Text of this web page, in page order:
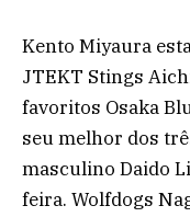
Kento Miyaura
JTEKT Stings
favoritos Osaka
seu melhor dos
masculino Daido
feira. Wolfdogs